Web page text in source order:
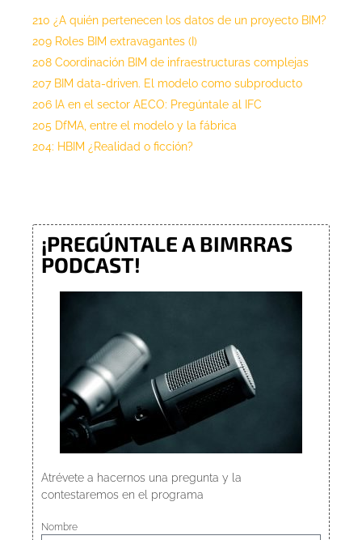
210 ¿A quién pertenecen los datos de un proyecto BIM?
209 Roles BIM extravagantes (I)
208 Coordinación BIM de infraestructuras complejas
207 BIM data-driven. El modelo como subproducto
206 IA en el sector AECO: Pregúntale al IFC
205 DfMA, entre el modelo y la fábrica
204: HBIM ¿Realidad o ficción?
¡PREGÚNTALE A BIMRRAS
PODCAST!
Atrévete a hacernos una pregunta y la
contestaremos en el programa
Nombre